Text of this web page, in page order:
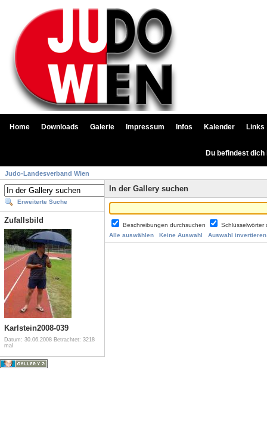
Home Downloads Galerie Impressum Infos Kalender Links
Du befindest
Judo-Landesverband Wien
Erweiterte Suche
Zufallsbild
Karlstein2008-039
Datum: 30.06.2008 Betrachtet: 3218
mal
In der Gallery suchen
Beschreibungen durchsuchen
Alle auswählen
Keine Auswahl Auswahl invertieren